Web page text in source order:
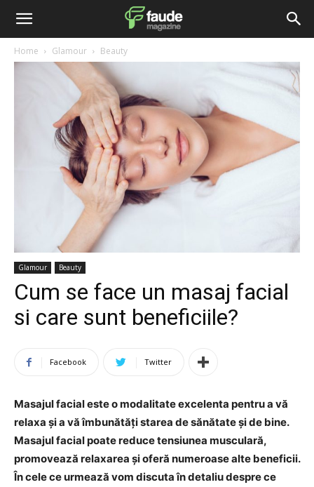
Home Glamour Beauty
Glamour Beauty
Cum se face un masaj facial
si care sunt beneficiile?
Facebook Twitter
Masajul facial este o modalitate excelenta pentru a vă
relaxa și a vă îmbunătăți starea de sănătate și de bine.
Masajul facial poate reduce tensiunea musculară,
promovează relaxarea și oferă numeroase alte beneficii.
În cele ce urmează vom discuta în detaliu despre ce